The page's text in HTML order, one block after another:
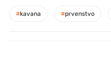
#kavana #prvenstvo